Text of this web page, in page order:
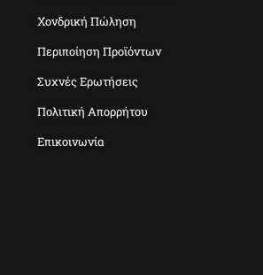
Χονδρική Πώληση
Περιποίηση Προϊόντων
Συχνές Ερωτήσεις
Πολιτική Απορρήτου
Επικοινωνία